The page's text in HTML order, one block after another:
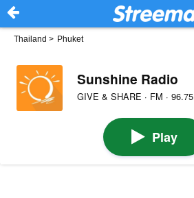
Thailand > Phuket
Sunshine Radio
GIVE & SHARE · FM · 96.75
Play